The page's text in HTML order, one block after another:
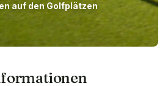
auf den Golfplätzen